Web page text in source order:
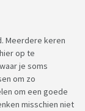
Meerdere keren
op te
je soms
om zo
om een goede
misschien niet